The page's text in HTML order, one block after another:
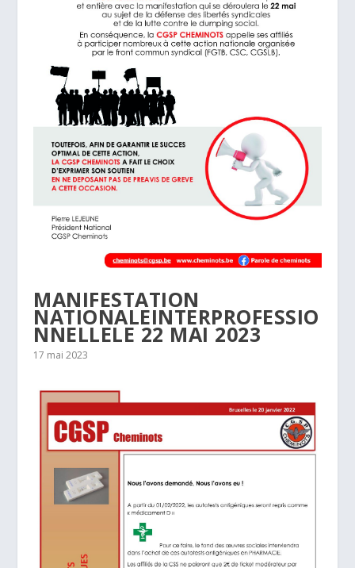
MANIFESTATION
NATIONALEINTERPROFESSIO
NNELLELE 22 MAI 2023
17 mai 2023